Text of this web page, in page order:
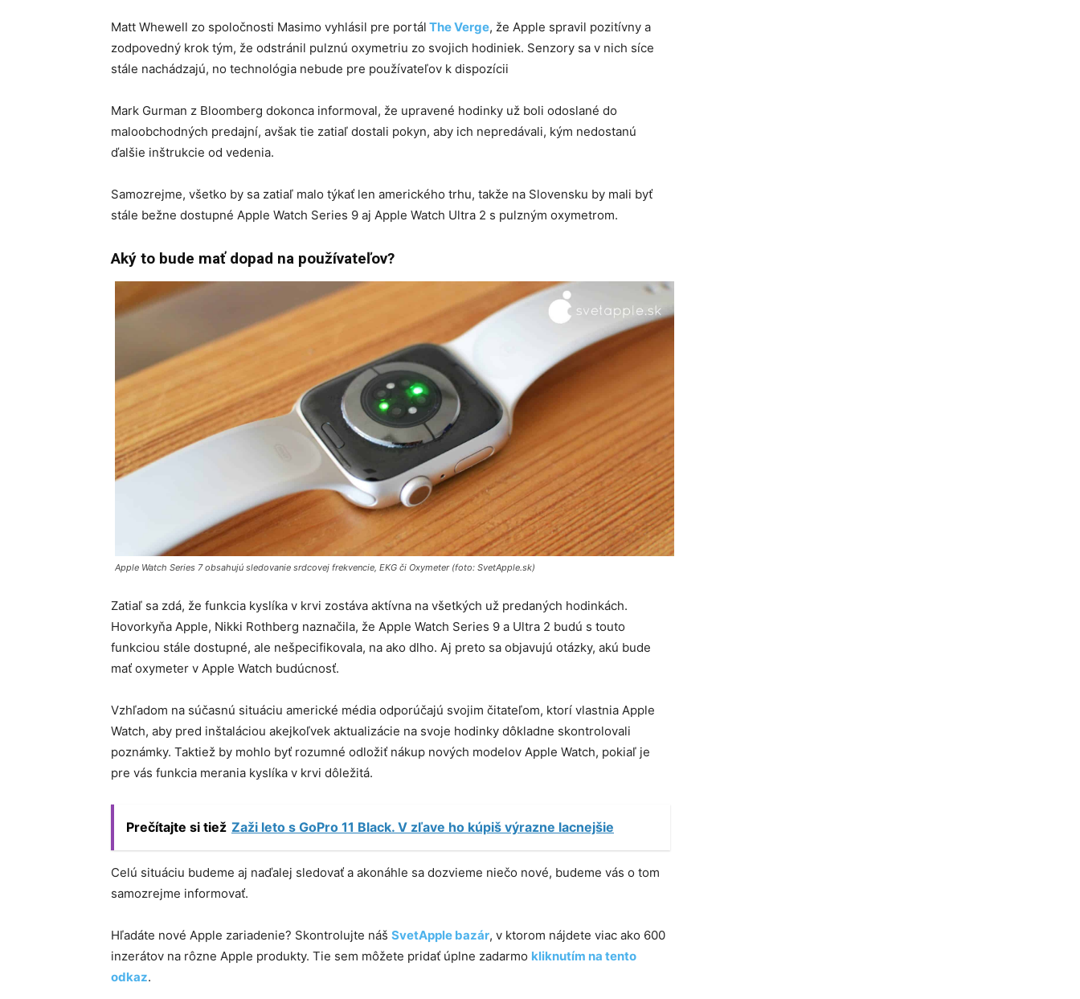
Matt Whewell zo spoločnosti Masimo vyhlásil pre portál The Verge, že Apple spravil pozitívny a
zodpovedný krok tým, že odstránil pulznú oxymetriu zo svojich hodiniek. Senzory sa v nich síce
stále nachádzajú, no technológia nebude pre používateľov k dispozícii
Mark Gurman z Bloomberg dokonca informoval, že upravené hodinky už boli odoslané do
maloobchodných predajní, avšak tie zatiaľ dostali pokyn, aby ich nepredávali, kým nedostanú
ďalšie inštrukcie od vedenia.
Samozrejme, všetko by sa zatiaľ malo týkať len amerického trhu, takže na Slovensku by mali byť
stále bežne dostupné Apple Watch Series 9 aj Apple Watch Ultra 2 s pulzným oxymetrom.
Aký to bude mať dopad na používateľov?
Apple Watch Series 7 obsahujú sledovanie srdcovej frekvencie, EKG či Oxymeter (foto: SvetApple.sk)
Zatiaľ sa zdá, že funkcia kyslíka v krvi zostáva aktívna na všetkých už predaných hodinkách.
Hovorkyňa Apple, Nikki Rothberg naznačila, že Apple Watch Series 9 a Ultra 2 budú s touto
funkciou stále dostupné, ale nešpecifikovala, na ako dlho. Aj preto sa objavujú otázky, akú bude
mať oxymeter v Apple Watch budúcnosť.
Vzhľadom na súčasnú situáciu americké média odporúčajú svojim čitateľom, ktorí vlastnia Apple
Watch, aby pred inštaláciou akejkoľvek aktualizácie na svoje hodinky dôkladne skontrolovali
poznámky. Taktiež by mohlo byť rozumné odložiť nákup nových modelov Apple Watch, pokiaľ je
pre vás funkcia merania kyslíka v krvi dôležitá.
Prečítajte si tiež Zaži leto s GoPro 11 Black. V zľave ho kúpiš výrazne lacnejšie
Celú situáciu budeme aj naďalej sledovať a akonáhle sa dozvieme niečo nové, budeme vás o tom
samozrejme informovať.
Hľadáte nové Apple zariadenie? Skontrolujte náš SvetApple bazár, v ktorom nájdete viac ako 600
inzerátov na rôzne Apple produkty. Tie sem môžete pridať úplne zadarmo kliknutím na tento
odkaz.